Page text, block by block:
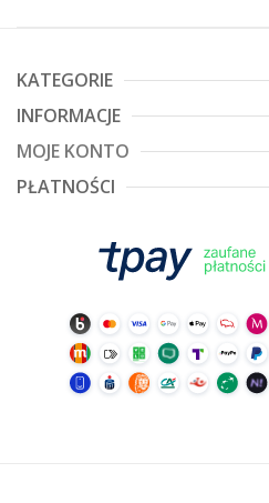
KATEGORIE
INFORMACJE
MOJE KONTO
PŁATNOŚCI